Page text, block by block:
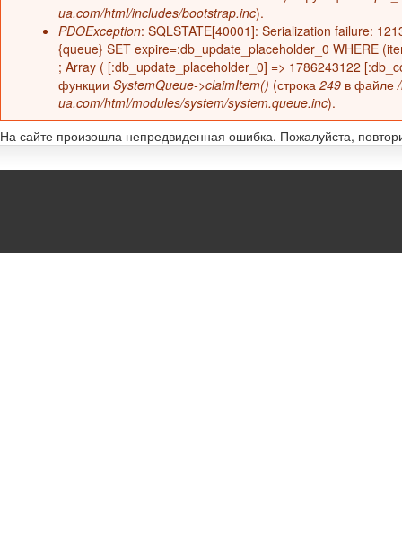
ua.com/html/includes/bootstrap.inc).
PDOException: SQLSTATE[40001]: Serialization failure:
{queue} SET expire=:db_update_placeholder_0 WHERE
; Array ( [:db_update_placeholder_0] => 1786243122
функции SystemQueue->claimItem() (строка 249 в файле
ua.com/html/modules/system/system.queue.inc).
На сайте произошла непредвиденная ошибка. Пожалуйста,